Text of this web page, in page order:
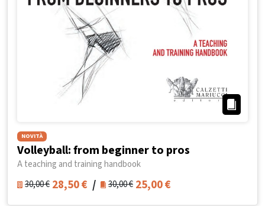
NOVITÀ
Volleyball: from beginner to pros
A teaching and training handbook
30,00€ 28,50€ / 30,00€ 25,00€